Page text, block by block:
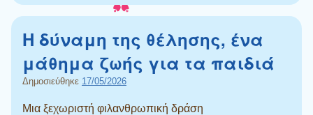
Η δύναμη της θέλησης, ένα
μάθημα ζωής για τα παιδιά
Δημοσιεύθηκε 17/05/2026
Μια ξεχωριστή φιλανθρωπική δράση